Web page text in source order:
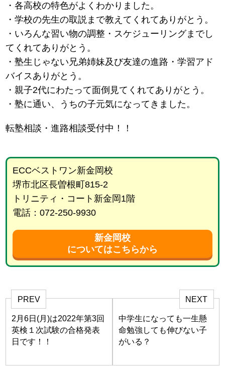
・各高校の特色がよくわかりました。
・学校の先生の取説まで教えてくれてありがとう。
・いろんな習い物の調整・スケジューリングまでし
てくれてありがとう。
・塾生じゃない兄弟姉妹及び友達の進路・学習アド
バイスありがとう。
・親子2代にわたって面倒見てくれてありがとう。
・塾に通い、うちの子元気になってきました。
転塾相談・進路相談受付中！！
ECCベストワン新金岡校
堺市北区長曽根町815-2
トリニティ・コート新金岡1階
電話：072-250-9930
新金岡校
についてはこちらから
PREV
2月6日(月)は2022年第3回
英検１次試験の合格発表
日です！！
NEXT
中学生になっても一生懸
命勉強しても伸びない子
がいる？